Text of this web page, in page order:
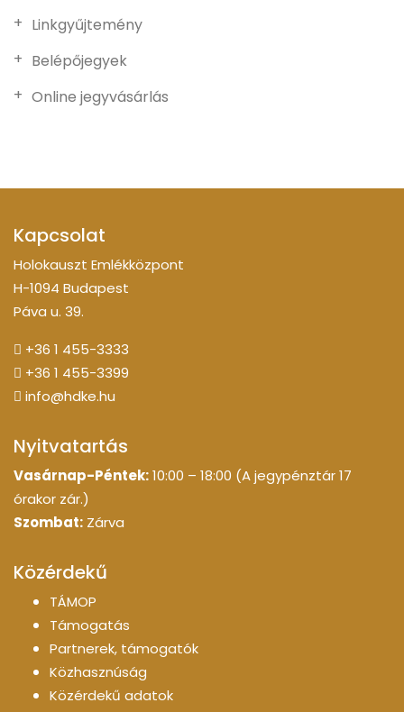
Linkgyűjtemény
Belépőjegyek
Online jegyvásárlás
Kapcsolat
Holokauszt Emlékközpont
H-1094 Budapest
Páva u. 39.
+36 1 455-3333
+36 1 455-3399
info@hdke.hu
Nyitvatartás
Vasárnap-Péntek:10:00 – 18:00 (A jegypénztár 17
órakor zár.)
Szombat: Zárva
Közérdekű
TÁMOP
Támogatás
Partnerek, támogatók
Közhasznúság
Közérdekű adatok